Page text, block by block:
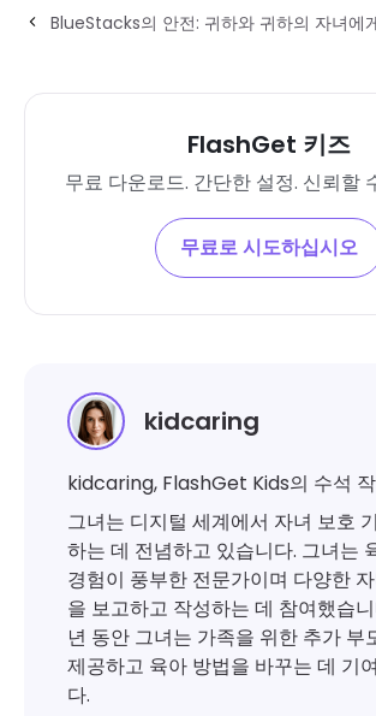
BlueStacks의 안전: 귀하와 귀하의 자녀에
FlashGet 키즈
무료 다운로드. 간단한 설정. 신뢰할
무료로 시도하십시오
kidcaring
kidcaring, FlashGet Kids의 수석
그녀는 디지털 세계에서 자녀 보호
하는 데 전념하고 있습니다. 그녀는
경험이 풍부한 전문가이며 다양한
을 보고하고 작성하는 데 참여했습
년 동안 그녀는 가족을 위한 추가 부
제공하고 육아 방법을 바꾸는 데 기
다.